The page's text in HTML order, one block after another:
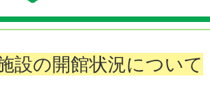
設の開館状況について